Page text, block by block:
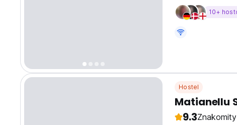
10+
Hostel
Matianellu
9.3Znakomity